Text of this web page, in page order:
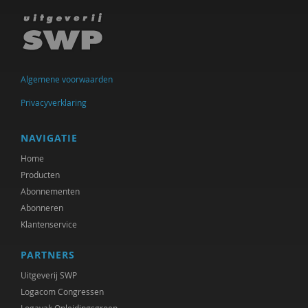
Hein Bokern
Frits Bolkestein
Marij Bontemps-Hommen
Gustaaf Bos
Richard Brons
Mark Coeckelbergh
Marjon de Boer-Bruggink
Algemene voorwaarden
Privacyverklaring
NAVIGATIE
Home
Producten
Abonnementen
Abonneren
Klantenservice
PARTNERS
Uitgeverij SWP
Logacom Congressen